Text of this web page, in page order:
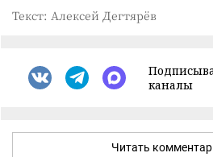
Текст: Алексей Дегтярёв
каналы
Читать